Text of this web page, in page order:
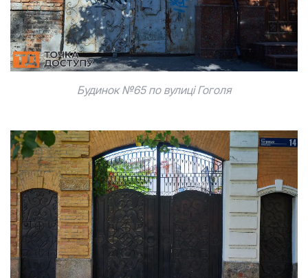
Будинок №65 по вулиці Гоголя